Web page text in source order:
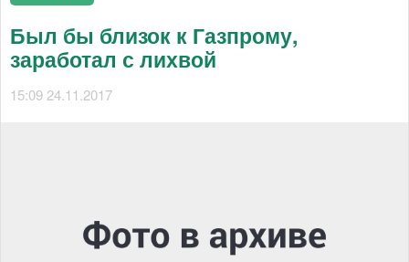
Был бы близок к Газпрому,
заработал с лихвой
15:09 24.11.2017